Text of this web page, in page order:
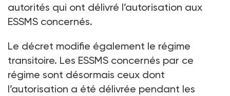
autorités qui ont délivré l’autorisation aux
ESSMS concernés.
Le décret modifie également le régime
transitoire. Les ESSMS concernés par ce
régime sont désormais ceux dont
l’autorisation a été délivrée pendant les